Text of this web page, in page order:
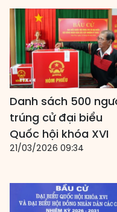
Danh sách 500
trúng cử đại biểu
Quốc hội khóa XVI
21/03/2026 09:34